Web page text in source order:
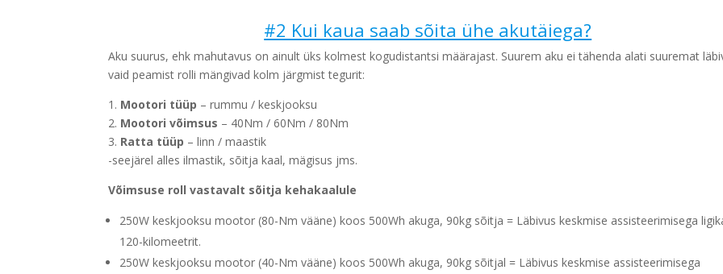
#2 Kui kaua saab sõita ühe akutäiega?
Aku suurus, ehk mahutavus on ainult üks kolmest kogudistantsi määrajast. Suurem aku ei tähenda alati suuremat
vaid peamist rolli mängivad kolm järgmist tegurit:
1. Mootori tüüp – rummu / keskjooksu
2. Mootori võimsus – 40Nm / 60Nm / 80Nm
3. Ratta tüüp – linn / maastik
-seejärel alles ilmastik, sõitja kaal, mägisus jms.
Võimsuse roll vastavalt sõitja kehakaalule
250W keskjooksu mootor (80-Nm vääne) koos 500Wh akuga, 90kg sõitja = Läbivus keskmise assisteerimisega
120-kilomeetrit.
250W keskjooksu mootor (40-Nm vääne) koos 500Wh akuga, 90kg sõitjal = Läbivus keskmise assisteerimisega